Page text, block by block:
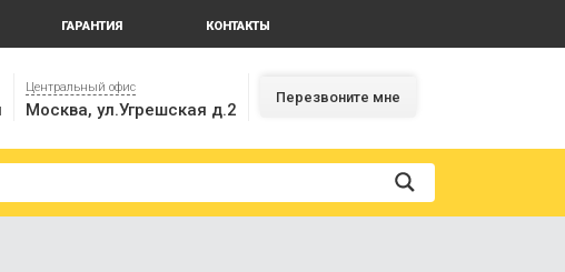
ГАРАНТИЯ КОНТАКТЫ
Центральный офис
Москва, ул.Угрешская д.2
Перезвоните мне